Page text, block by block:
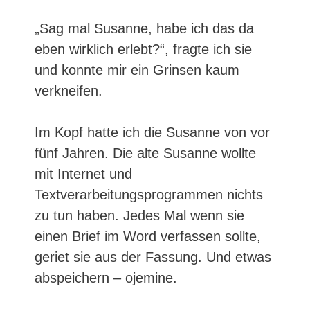
„Sag mal Susanne, habe ich das da
eben wirklich erlebt?“, fragte ich sie
und konnte mir ein Grinsen kaum
verkneifen.
Im Kopf hatte ich die Susanne von vor
fünf Jahren. Die alte Susanne wollte
mit Internet und
Textverarbeitungsprogrammen nichts
zu tun haben. Jedes Mal wenn sie
einen Brief im Word verfassen sollte,
geriet sie aus der Fassung. Und etwas
abspeichern – ojemine.